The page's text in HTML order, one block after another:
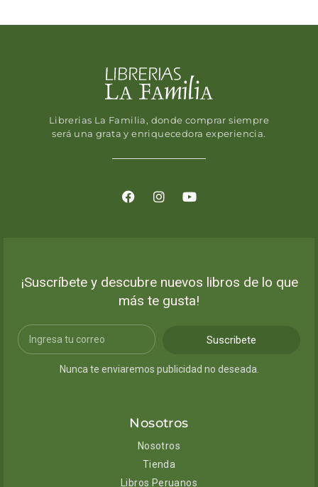
Librerias La Familia, donde comprar siempre
será una grata y enriquecedora experiencia.
¡Suscríbete y descubre nuevos libros de lo que
más te gusta!
Suscribete
Nunca te enviaremos publicidad no deseada.
Nosotros
Nosotros
Tienda
Libros Peruanos